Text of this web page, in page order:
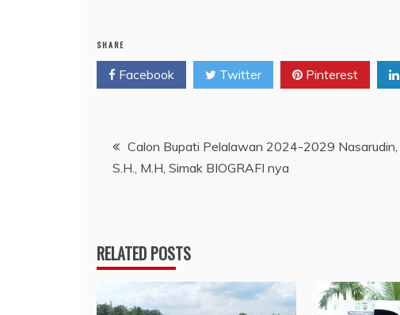
SHARE
Facebook Twitter Pinterest
Navigasi
pos
Calon Bupati Pelalawan 2024-2029 Nasarudin,
S.H., M.H, Simak BIOGRAFI nya
RELATED POSTS